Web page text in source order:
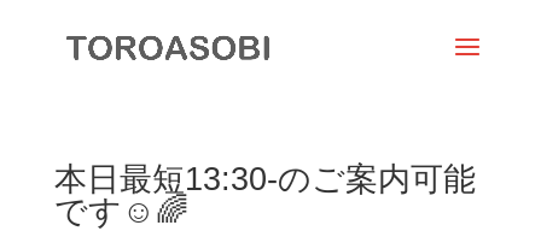
本日最短13:30-のご案内可能
です☺️🌈